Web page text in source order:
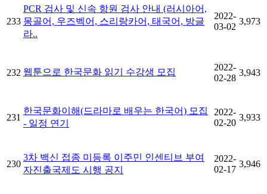
233
PCR 검사 및 신속 항원 검사 안내 (러시아어,
몽골어, 우즈벡어, 스리랑카어, 태국어, 방글
라..
2022-
03-02
3,973
232 웹툰으로 한국문화 읽기 수강생 모집
2022-
02-28
3,943
231
한국문화이해(드라마로 배우는 한국어) 모집
- 일정 연기
2022-
02-20
3,933
230
3차 백신 접종 미등록 이주민 인센티브 부여
자진출국제도 시행 공지
2022-
02-17
3,946